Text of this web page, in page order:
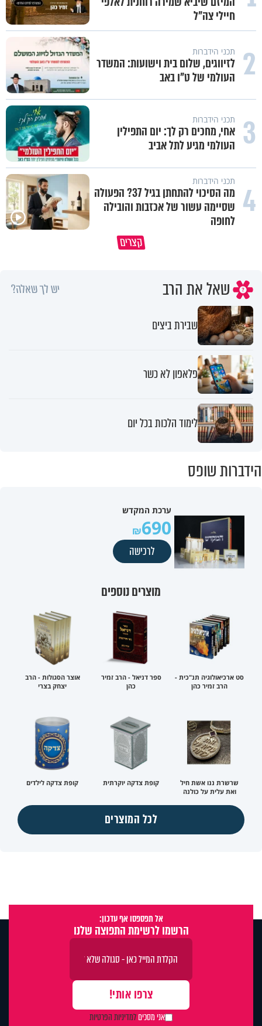
חיילי צה"ל
2 תכני הידברות
לזיווגים, שלום בית וישועות: המשדר
העולמי של ט"ו באב
3 תכני הידברות
אחי, מחכים רק לך: יום התפילין
העולמי מגיע לתל אביב
4 תכני הידברות
מה הסיכוי להתחתן בגיל 37? הפעולה
שסיימה עשור של אכזבות והובילה
לחופה
קצרים
שאל את הרב יש לך שאלה?
שבירת ביצים
פלאפון לא כשר
לימוד הלכות בכל יום
הידברות שופס
ערכת המקדש
690
לרכישה
מוצרים נוספים
סט ארכיאולוגיה תנ"כית -
הרב זמיר כהן
ספר דניאל - הרב זמיר
כהן
אוצר הסגולות - הרב
יצחק בצרי
שרשרת ננו אשת חיל
ואת עלית על כולנה
קופת צדקה יוקרתית קופת צדקה לילדים
לכל המוצרים
אל תפספסו אף עדכון:
הרשמו לרשימת התפוצה שלנו
אני מסכיםלמדיניות הפרטיות